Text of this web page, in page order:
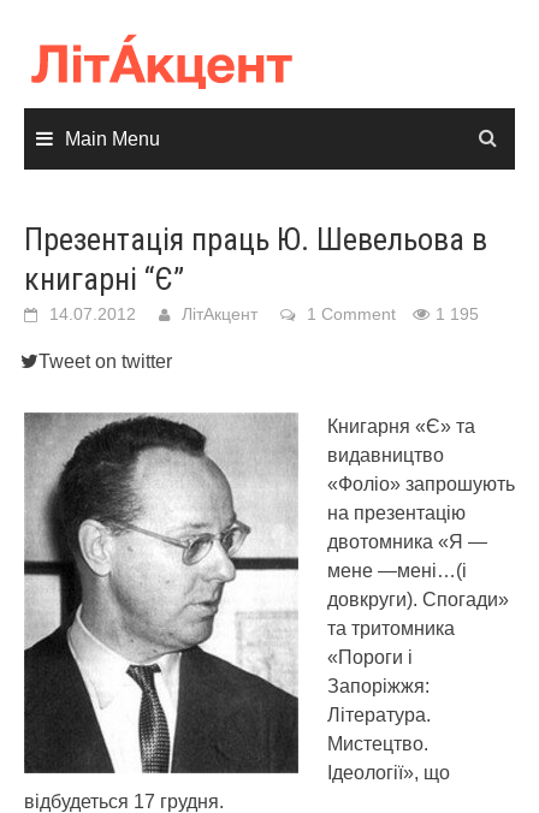
content
Main Menu
Презентація праць Ю. Шевельова в
книгарні “Є”
14.07.2012 ЛітАкцент 1 Comment 1 195
Tweet on twitter
Книгарня «Є» та
видавництво
«Фоліо» запрошують
на презентацію
двотомника «Я —
мене —мені…(і
довкруги). Спогади»
та тритомника
«Пороги і
Запоріжжя:
Література.
Мистецтво.
Ідеології», що
відбудеться 17 грудня.